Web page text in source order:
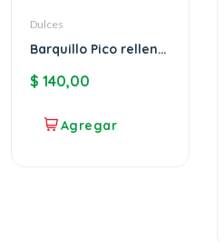
Dulces
Barquillo Pico relleno
$ 140,00